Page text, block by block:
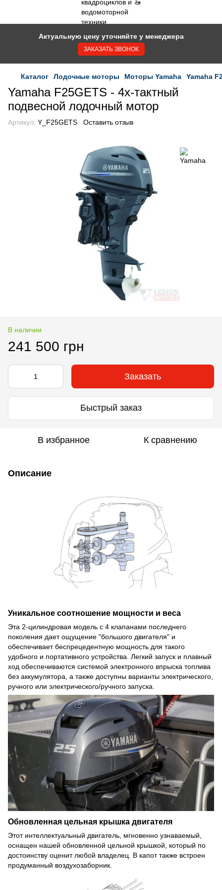
Актуальную цену уточняйте у менеджера
ЗАКАЗАТЬ ЗВОНОК
Каталог Лодочные моторы Моторы Yamaha Yamaha
Yamaha F25GETS - 4х-тактный
подвесной лодочный мотор
Артикул: Y_F25GETS Оставить отзыв
В наличии
241 500 грн
Заказать
Быстрый заказ
В избранное К сравнению
Описание
Уникальное соотношение мощности и веса
Эта 2-цилиндровая модель с 4 клапанами последнего
поколения дает ощущение "большого двигателя" и
обеспечивает беспрецедентную мощность для такого
удобного и портативного устройства. Легкий запуск и плавный
ход обеспечиваются системой электронного впрыска топлива
без аккумулятора, а также доступны варианты электрического,
ручного или электрического/ручного запуска.
Обновленная цельная крышка двигателя
Этот интеллектуальный двигатель, мгновенно узнаваемый,
оснащен нашей обновленной цельной крышкой, который по
достоинству оценит любой владелец. В капот также встроен
продуманный воздухозаборник.